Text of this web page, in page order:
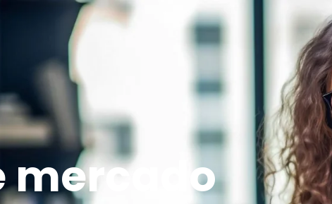
Servicios Nosotros
mercado